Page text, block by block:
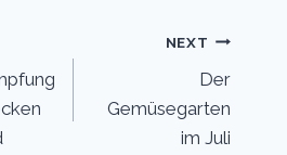
NEXT
Der
Gemüsegarten
im Juli